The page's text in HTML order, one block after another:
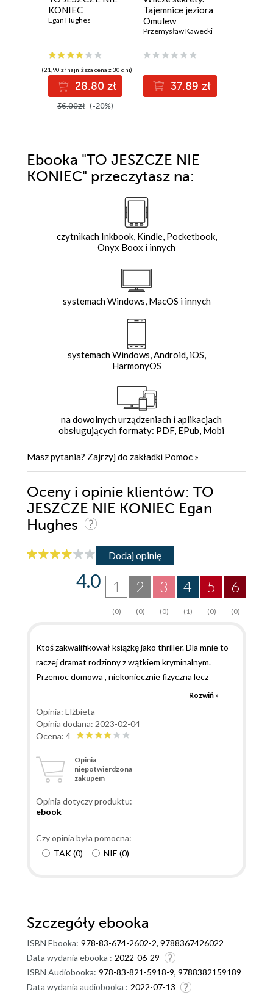
KONIEC
Egan Hughes
(21,90 zł najniższa cena z 30 dni)
28.80 zł
36.00zł (-20%)
Tajemnice jeziora
Omulew
Przemysław Kawecki
37.89 zł
Ebooka "TO JESZCZE NIE
KONIEC" przeczytasz na:
czytnikach Inkbook, Kindle, Pocketbook,
Onyx Boox i innych
systemach Windows, MacOS i innych
systemach Windows, Android, iOS,
HarmonyOS
na dowolnych urządzeniach i aplikacjach
obsługujących formaty: PDF, EPub, Mobi
Masz pytania? Zajrzyj do zakładki Pomoc »
Oceny i opinie klientów: TO
JESZCZE NIE KONIEC Egan
Hughes
Dodaj opinię
6
(0)
5
(0)
4
(1)
3
(0)
2
(0)
1
(0)
4.0
Ktoś zakwalifikował książkę jako thriller. Dla mnie to
raczej dramat rodzinny z wątkiem kryminalnym.
Przemoc domowa , niekoniecznie fizyczna lecz
psychiczna, uzależnienie od siebie bliskiej osoby,
przekonanie jej, że jest bezwartościowa to niestety
wcale nie rzadki obrazek. Dlatego cieszę się, że nasza
bohaterka znalazła w sobie siłę, żeby się zerwać z
osób skrzywdził? kto go zabił? Czytajcie sami.
Rozwiń »
Opinia: Elżbieta
Opinia dodana: 2023-02-04
Ocena: 4
Opinia
niepotwierdzona
zakupem
Opinia dotyczy produktu:
ebook
Czy opinia była pomocna:
TAK(0) NIE (0)
Szczegóły ebooka
ISBN Ebooka: 978-83-674-2602-2, 9788367426022
Data wydania ebooka : 2022-06-29
ISBN Audiobooka: 978-83-821-5918-9, 9788382159189
Data wydania audiobooka : 2022-07-13